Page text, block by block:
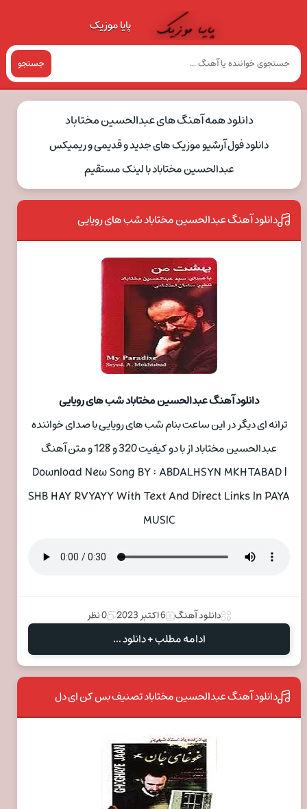
پایا موزیک
جستجو
دانلود همه آهنگ های عبدالحسین مختاباد
دانلود فول آرشیو موزیک های جدید و قدیمی و ریمیکس
عبدالحسین مختاباد با لینک مستقیم
دانلود آهنگ عبدالحسین مختاباد شب های رویایی
دانلود آهنگ عبدالحسین مختاباد شب های رویایی
ترانه ای دیگر در این ساعت بنام شب های رویایی با صدای خواننده
عبدالحسین مختاباد از با دو کیفیت 320 و 128 و متن آهنگ
Download New Song BY : ABDALHSYN MKHTABAD |
SHB HAY RVYAYY With Text And Direct Links In PAYA
MUSIC
دانلود آهنگ 6 اکتبر 2023 0 نظر
ادامه مطلب + دانلود ...
دانلود آهنگ عبدالحسین مختاباد تصنیف بس کن ای دل